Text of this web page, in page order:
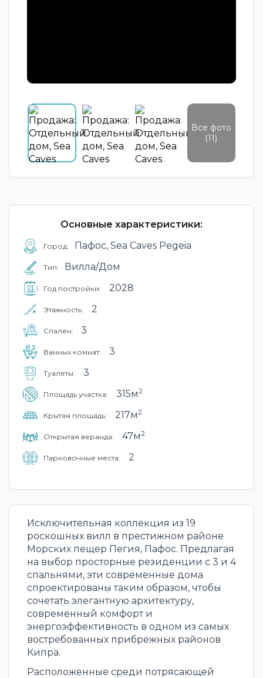
Все фото
(11)
Основные характеристики:
Город: Пафос, Sea Caves Pegeia
Тип: Вилла/Дом
Год постройки: 2028
Этажность: 2
Cпален: 3
Ванных комнат: 3
Туалеты: 3
Площадь участка: 315м2
Крытая площадь: 217м2
Открытая веранда: 47м2
Парковочные места: 2
Исключительная коллекция из 19
роскошных вилл в престижном районе
Морских пещер Пегия, Пафос. Предлагая
на выбор просторные резиденции с 3 и 4
спальнями, эти современные дома
спроектированы таким образом, чтобы
сочетать элегантную архитектуру,
современный комфорт и
энергоэффективность в одном из самых
востребованных прибрежных районов
Кипра.
Расположенные среди потрясающей